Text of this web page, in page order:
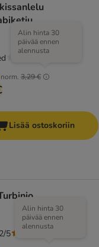
norm. 3,29 €
Alin hinta 30
päivää ennen
alennusta
Lisää ostoskoriin
Alin hinta 30
päivää ennen
alennusta
5